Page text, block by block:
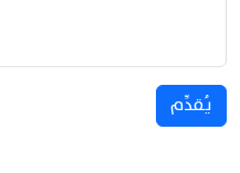
يُقدِّم